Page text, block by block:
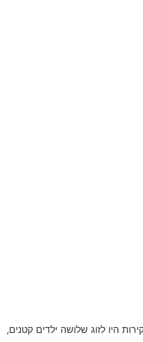
היו לזוג שלושה ילדים קטנים,